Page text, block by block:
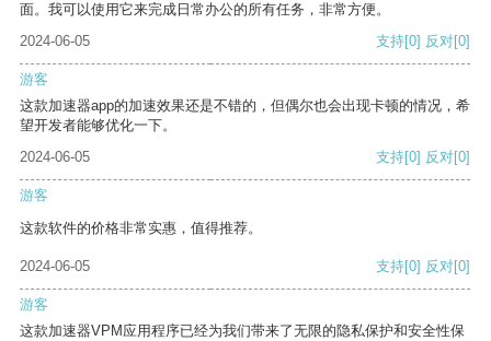
面。我可以使用它来完成日常办公的所有任务，非常方便。
2024-06-05
支持[0] 反对[0]
游客
这款加速器app的加速效果还是不错的，但偶尔也会出现卡顿的情况，希
望开发者能够优化一下。
2024-06-05
支持[0] 反对[0]
游客
这款软件的价格非常实惠，值得推荐。
2024-06-05 支持[0] 反对[0]
游客
这款加速器VPM应用程序已经为我们带来了无限的隐私保护和安全性保